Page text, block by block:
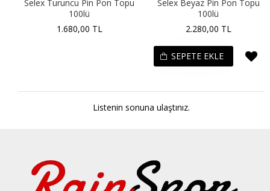
Selex Turuncu Pin Pon Topu
100lü
1.680,00 TL
Selex Beyaz Pin Pon Topu
100lü
2.280,00 TL
SEPETE EKLE
Listenin sonuna ulaştınız.